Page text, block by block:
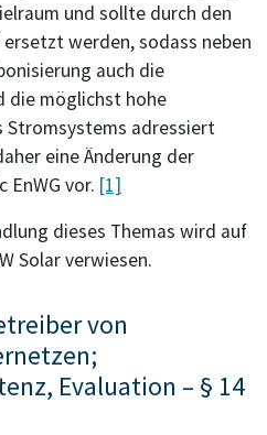
und sollte durch den
werden, sodass neben
auch die
die möglichst hohe
Stromsystems adressiert
eine Änderung der
EnWG vor. [1]
dieses Themas wird auf
Solar verwiesen.
von
Evaluation – § 14